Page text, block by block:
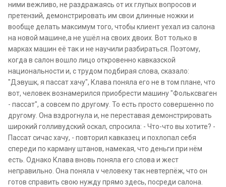
ними вежливо, не раздражаясь от их глупых вопросов и
претензий, демонстрировать им свои длинные ножки и
вообще делать максимум того, чтобы клиент уехал из салона
на новой машине,а не ушёл на своих двоих. Вот только в
марках машин её так и не научили разбираться. Поэтому,
когда в салон вошло лицо откровенно кавказской
национальности и, с трудом подбирая слова, сказало:
"Дэвушк, я пассат хачу", Клава поняла его не в том плане, что
вот, человек вознамерился приобрести машину "Фольксваген
- пассат", а совсем по другому. То есть просто совершенно по
другому. Она вздрогнула и, не переставая демонстрировать
широкий голливудский оскал, спросила: - Что-что вы хотите? -
Пассат сичас хачу, - повторил кавказец и похлопал себя
спереди по карману штанов, намекая, что деньги при нём
есть. Однако Клава вновь поняла его слова и жест
неправильно. Она поняла v человеку так невтерпёж, что он
готов справить свою нужду прямо здесь, посреди салона.